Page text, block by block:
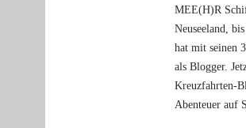
MEE(H)R
Neuseeland,
hat mit seinen
als Blogger.
Kreuzfahrten-
Abenteuer auf